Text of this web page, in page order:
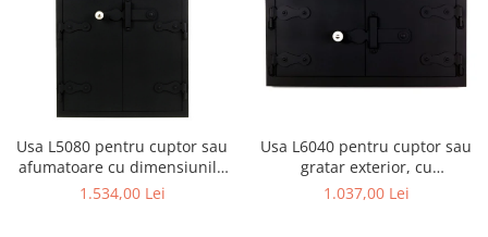
Usa L5080 pentru cuptor sau
afumatoare cu dimensiunile
50 x 80 cm
1.534,00 Lei
Usa L6040 pentru cuptor sau
gratar exterior, cu
dimensiunile 60 x 40 cm
1.037,00 Lei